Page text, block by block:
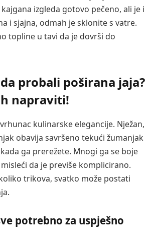
izgleda gotovo pečeno, ali je i
i sjajna, odmah je sklonite s vatre.
topline u tavi da je dovrši do
probali poširana jaja?
napraviti!
kulinarske elegancije. Nježan,
obavija savršeno tekući žumanjak
ga prerežete. Mnogi ga se boje
da je previše komplicirano.
trikova, svatko može postati
potrebno za uspješno